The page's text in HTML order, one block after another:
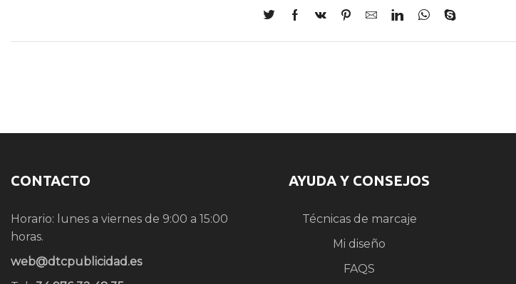
CONTACTO
Horario: lunes a viernes de 9:00 a 15:00
horas.
web@dtcpublicidad.es
AYUDA Y CONSEJOS
Técnicas de marcaje
Mi diseño
FAQS